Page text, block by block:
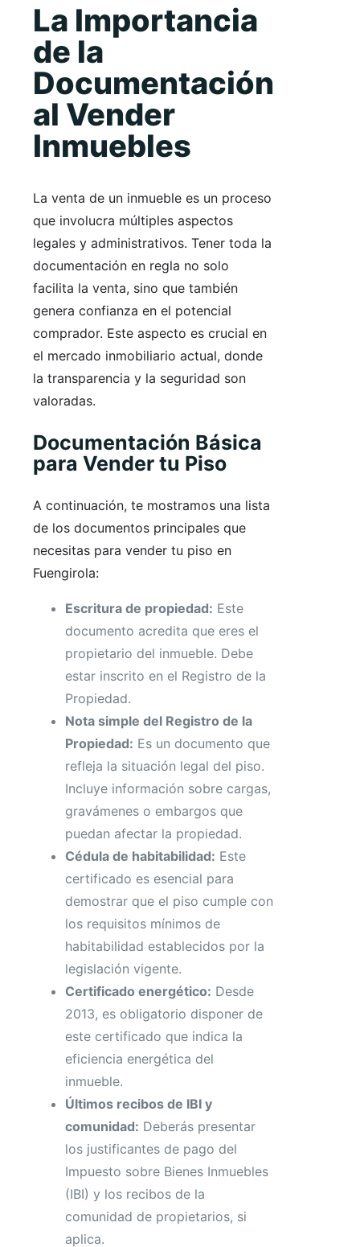
La Importancia
de la
Documentación
al Vender
Inmuebles
La venta de un inmueble es un proceso
que involucra múltiples aspectos
legales y administrativos. Tener toda la
documentación en regla no solo
facilita la venta, sino que también
genera confianza en el potencial
comprador. Este aspecto es crucial en
el mercado inmobiliario actual, donde
la transparencia y la seguridad son
valoradas.
Documentación Básica
para Vender tu Piso
A continuación, te mostramos una lista
de los documentos principales que
necesitas para vender tu piso en
Fuengirola:
Escritura de propiedad: Este
documento acredita que eres el
propietario del inmueble. Debe
estar inscrito en el Registro de la
Propiedad.
Nota simple del Registro de la
Propiedad: Es un documento que
refleja la situación legal del piso.
Incluye información sobre cargas,
gravámenes o embargos que
puedan afectar la propiedad.
Cédula de habitabilidad: Este
certificado es esencial para
demostrar que el piso cumple con
los requisitos mínimos de
habitabilidad establecidos por la
legislación vigente.
Certificado energético: Desde
2013, es obligatorio disponer de
este certificado que indica la
eficiencia energética del
inmueble.
Últimos recibos de IBI y
comunidad: Deberás presentar
los justificantes de pago del
Impuesto sobre Bienes Inmuebles
(IBI) y los recibos de la
comunidad de propietarios, si
aplica.